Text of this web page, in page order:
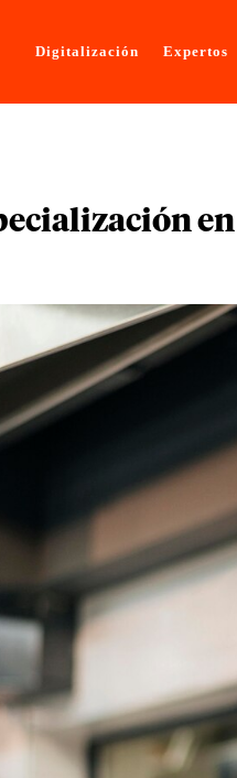
Digitalización Expertos